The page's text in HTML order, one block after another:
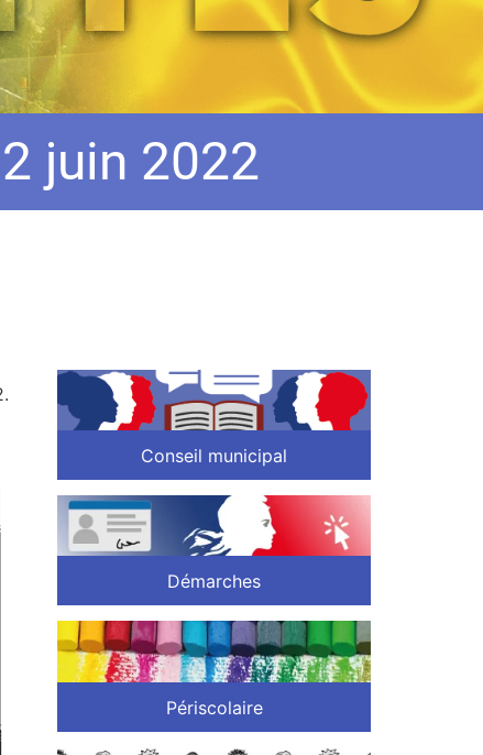
juin 2022
Conseil municipal
Démarches
Périscolaire